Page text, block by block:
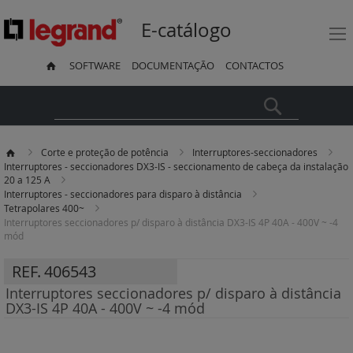
E-catálogo
SOFTWARE DOCUMENTAÇÃO CONTACTOS
Corte e proteção de potência
Interruptores-seccionadores
Interruptores - seccionadores DX3-IS - seccionamento de cabeça da instalação
20 a 125 A
Interruptores - seccionadores para disparo à distância
Tetrapolares 400~
Interruptores seccionadores p/ disparo à distância DX3-IS 4P 40A - 400V ~ -4
mód
REF.406543
Interruptores seccionadores p/ disparo à distância
DX3-IS 4P 40A - 400V ~ -4 mód